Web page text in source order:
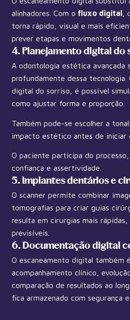
alinhadores. Com o fluxo digital ,
torna rápido, visual e mais
prever etapas e movimentos
4. Planejamento digital do
A odontologia estética avançada
profundamente dessa tecnologia.
digital do sorriso, é possível
como ajustar forma e proporção.
Também pode-se escolher a
impacto estético antes de iniciar
O paciente participa do
confiança e assertividade.
5. Implantes dentários e
O scanner permite combinar
tomografias para criar guias
resulta em cirurgias mais rápidas,
previsíveis.
6. Documentação digital
O escaneamento digital também
acompanhamento clínico,
comparação de resultados ao
fica armazenado com segurança e